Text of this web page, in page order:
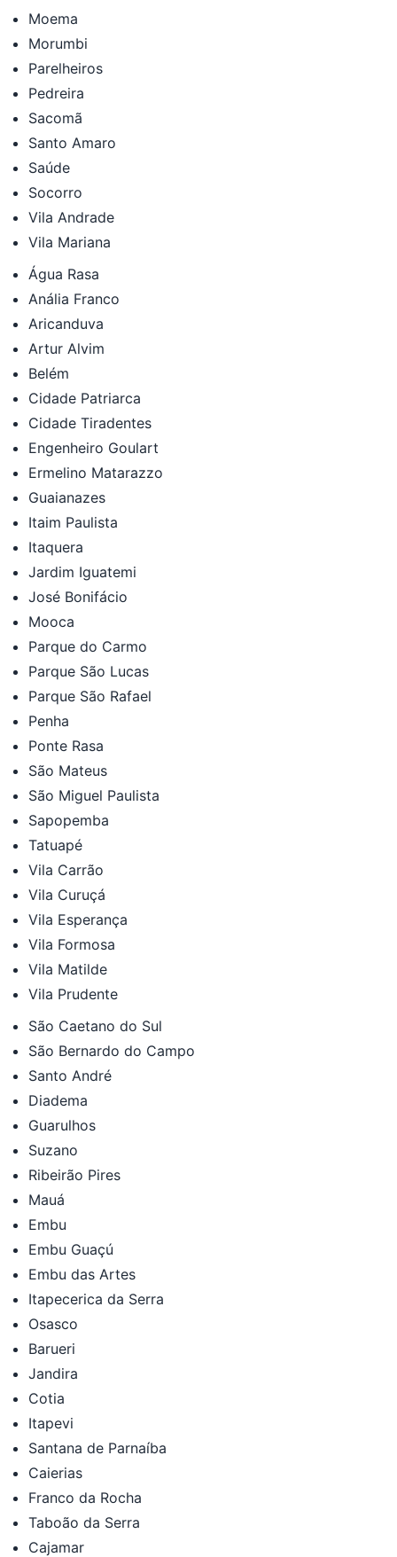
Moema
Morumbi
Parelheiros
Pedreira
Sacomã
Santo Amaro
Saúde
Socorro
Vila Andrade
Vila Mariana
Água Rasa
Anália Franco
Aricanduva
Artur Alvim
Belém
Cidade Patriarca
Cidade Tiradentes
Engenheiro Goulart
Ermelino Matarazzo
Guaianazes
Itaim Paulista
Itaquera
Jardim Iguatemi
José Bonifácio
Mooca
Parque do Carmo
Parque São Lucas
Parque São Rafael
Penha
Ponte Rasa
São Mateus
São Miguel Paulista
Sapopemba
Tatuapé
Vila Carrão
Vila Curuçá
Vila Esperança
Vila Formosa
Vila Matilde
Vila Prudente
São Caetano do Sul
São Bernardo do Campo
Santo André
Diadema
Guarulhos
Suzano
Ribeirão Pires
Mauá
Embu
Embu Guaçú
Embu das Artes
Itapecerica da Serra
Osasco
Barueri
Jandira
Cotia
Itapevi
Santana de Parnaíba
Caierias
Franco da Rocha
Taboão da Serra
Cajamar